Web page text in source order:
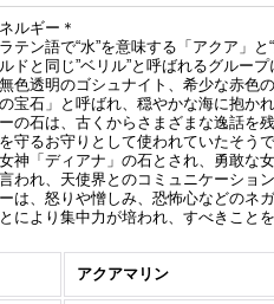
ルギー＊
テン語で“水”を意味する「アクア」と
ドと同じ”ベリル”と呼ばれるグルー
色透明のゴシュナイト、希少な赤色
宝石」と呼ばれ、穏やかな海に抱か
の石は、古くからさまざまな逸話を
守るお守りとして使われていたそうで
神「ディアナ」の石とされ、勇敢な
われ、天使界とのコミュニケーショ
は、怒りや憎しみ、恐怖心などのネ
により集中力が培われ、すべきこと
アクアマリン